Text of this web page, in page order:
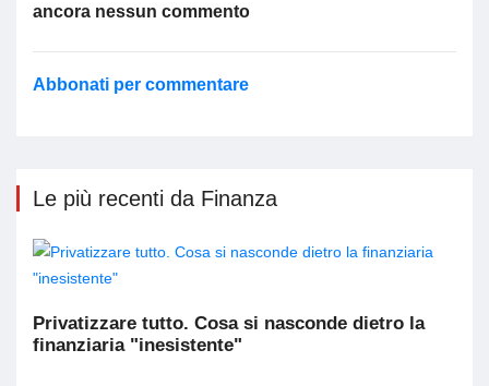
ancora nessun commento
Abbonati per commentare
Le più recenti da Finanza
Privatizzare tutto. Cosa si nasconde dietro la
finanziaria "inesistente"